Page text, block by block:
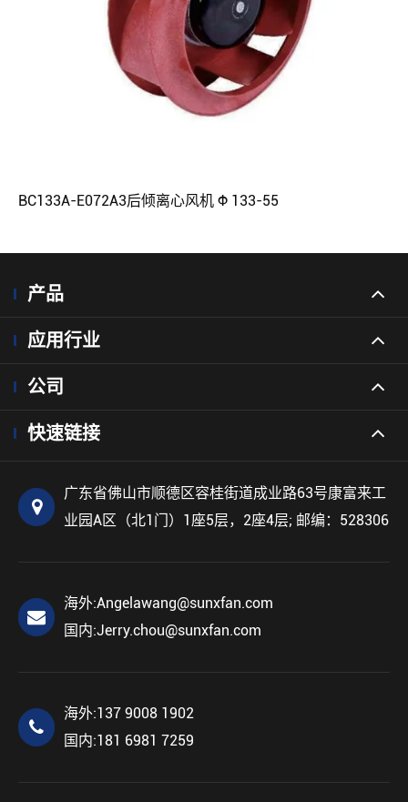
BC133A-E072A3后倾离心风机 Φ 133-55
产品
应用行业
公司
快速链接
广东省佛山市顺德区容桂街道成业路63号康富来工
业园A区（北1门）1座5层，2座4层; 邮编：528306
海外:Angelawang@sunxfan.com
国内:Jerry.chou@sunxfan.com
海外:137 9008 1902
国内:181 6981 7259